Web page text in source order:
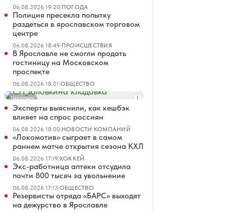
06.08.2026 19:20|ПОГОДА
Полиция пресекла попытку
раздеться в ярославском торговом
центре
06.08.2026 18:49|ПРОИСШЕСТВИЯ
В Ярославле не смогли продать
гостиницу на Московском
проспекте
06.08.2026 18:01|ОБЩЕСТВО
Реклама
Эксперты выяснили, как кешбэк
влияет на спрос россиян
06.08.2026 18:00|НОВОСТИ КОМПАНИЙ
«Локомотив» сыграет в самом
раннем матче открытия сезона КХЛ
06.08.2026 17:19|ХОККЕЙ
Экс-работница аптеки отсудила
почти 800 тысяч за увольнение
06.08.2026 17:13|ОБЩЕСТВО
Резервисты отряда «БАРС» выходят
на дежурство в Ярославле